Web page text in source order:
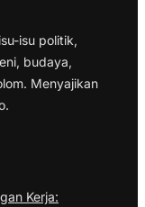
isu politik,
budaya,
Menyajikan
Kerja: